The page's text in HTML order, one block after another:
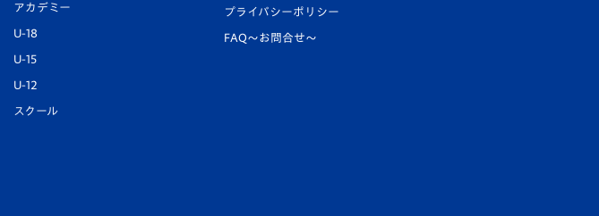
アカデミー
U-18
U-15
U-12
スクール
プライバシーポリシー
FAQ〜お問合せ〜